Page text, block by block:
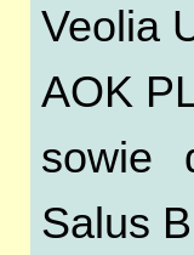
Veolia
AOK
sowie
Salus